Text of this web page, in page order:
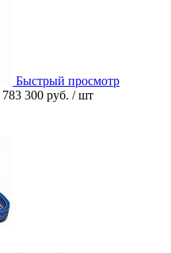
Быстрый просмотр
783 300 руб. / шт